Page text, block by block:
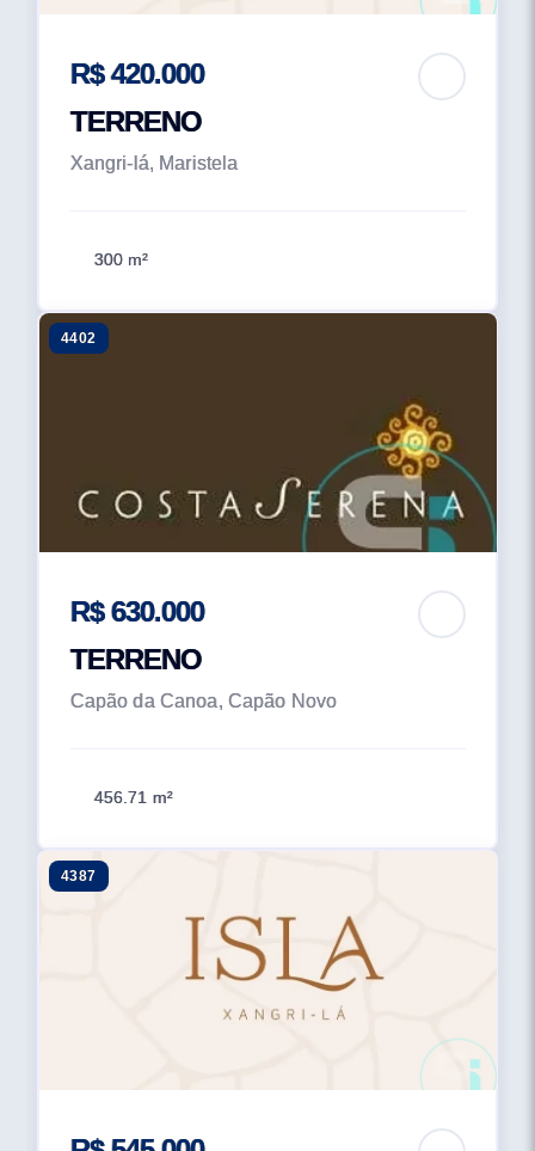
R$ 420.000
TERRENO
Xangri-lá, Maristela
300 m²
4402
R$ 630.000
TERRENO
Capão da Canoa, Capão Novo
456.71 m²
4387